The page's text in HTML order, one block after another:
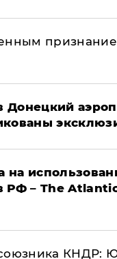
на
РФ – The
КНДР: